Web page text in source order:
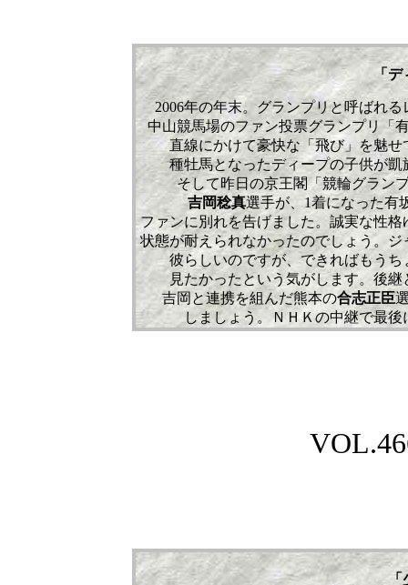
「
2006年の年末。グランプリと呼ばれ
中山競馬場のファン投票グランプリ「
直線にかけて豪快な「飛び」を魅
種牡馬となったディープの子供が
そして昨日の京王閣「競輪グラン
吉岡稔真選手が、1着になった有
ファンに別れを告げました。誠実な性
状態が耐えられなかったのでしょう。
彼らしいのですが、できればもう
見たかったという気がします。後
吉岡と連携を組んだ熊本の合志正臣
しましょう。ＮＨＫの中継で最
「